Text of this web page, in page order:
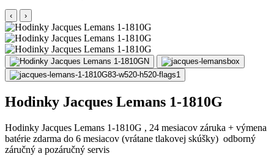
‹ ›
Hodinky Jacques Lemans 1-1810G
Hodinky Jacques Lemans 1-1810G , 24 mesiacov záruka + výmena
batérie zdarma do 6 mesiacov (vrátane tlakovej skúšky) odborný
záručný a pozáručný servis